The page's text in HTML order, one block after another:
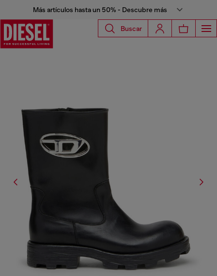
Más artículos hasta un 50% - Descubre más
Buscar